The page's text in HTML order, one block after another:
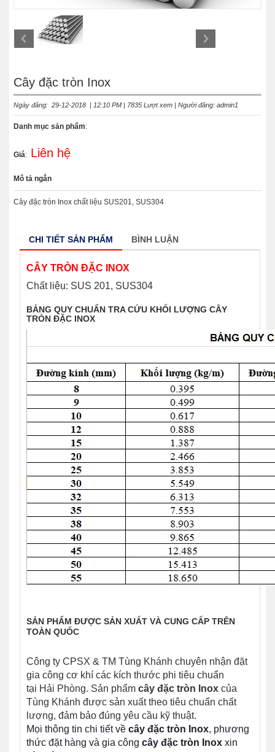
Cây đặc tròn Inox
Ngày đăng: 29-12-2018 | 12:10 PM | 7835 Lượt xem | Người đăng: admin1
Danh mục sản phẩm:
Giá: Liên hệ
Mô tả ngắn
Cây đặc tròn Inox chất liệu SUS201, SUS304
CHI TIẾT SẢN PHẨM BÌNH LUẬN
CÂY TRÒN ĐẶC INOX
Chất liệu: SUS 201, SUS304
BẢNG QUY CHUẨN TRA CỨU KHỐI LƯỢNG CÂY
TRÒN ĐẶC INOX
SẢN PHẨM ĐƯỢC SẢN XUẤT VÀ CUNG CẤP TRÊN
TOÀN QUỐC
Công ty CPSX & TM Tùng Khánh chuyên nhận đặt
gia công cơ khí các kích thước phi tiêu chuẩn
tại Hải Phòng. Sản phẩm cây đặc tròn Inox của
Tùng Khánh được sản xuất theo tiêu chuẩn chất
lượng, đảm bảo đúng yêu cầu kỹ thuật.
Mọi thông tin chi tiết về cây đặc tròn Inox, phương
thức đặt hàng và gia công cây đặc tròn Inox xin